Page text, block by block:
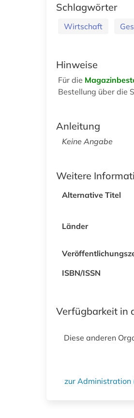
Schlagwörter
Wirtschaft
Hinweise
Für die
Bestellung über die
Anleitung
Keine Angabe
Weitere
Alternative Titel
Länder
ISBN/ISSN
Verfügbarkeit in
Diese anderen
zur Administration